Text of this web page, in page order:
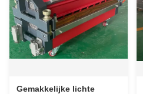
Gemakkelijke lichte